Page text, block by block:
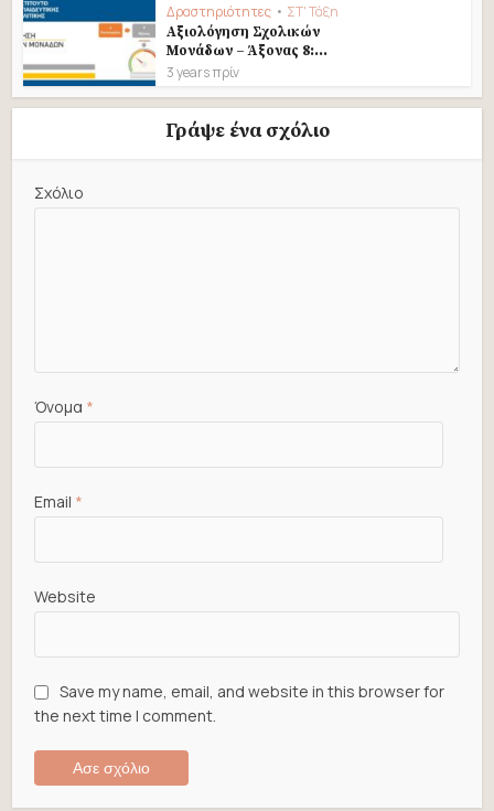
Δραστηριότητες • ΣΤ' Τάξη
Αξιολόγηση Σχολικών
Μονάδων – Άξονας 8:...
3 years πρίν
Γράψε ένα σχόλιο
Σχόλιο
Όνομα *
Email *
Website
Save my name, email, and website in this browser for
the next time I comment.